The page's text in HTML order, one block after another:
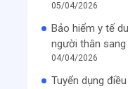
05/04/2026
Bảo hiểm y tế
người thân
04/04/2026
Tuyển dụng